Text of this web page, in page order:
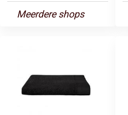
Meerdere shops